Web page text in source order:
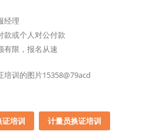
经理
款或个人对公付款
有限，报名从速
训的图片15358@79acd
培训 计量员换证培训